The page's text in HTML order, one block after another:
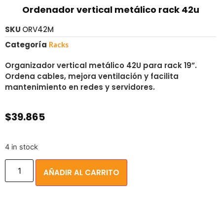
Ordenador vertical metálico rack 42u
SKU ORV42M
Categoría Racks
Organizador vertical metálico 42U para rack 19”.
Ordena cables, mejora ventilación y facilita
mantenimiento en redes y servidores.
$39.865
4 in stock
AÑADIR AL CARRITO